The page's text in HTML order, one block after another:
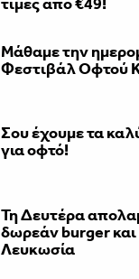
Μάθαμε την
Φεστιβάλ Οφτού
Σου έχουμε τα
για οφτό!
Τη Δευτέρα
δωρεάν burger
Λευκωσία